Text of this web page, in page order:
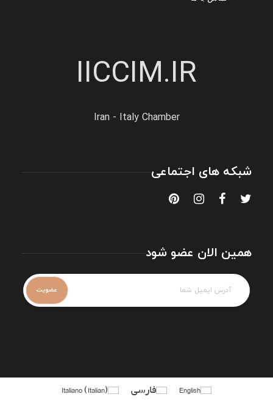
IICCIM.IR
Iran - Italy Chamber
شبکه های اجتماعی
همین الان عضو شود
English فارسی Italiano(Italian)